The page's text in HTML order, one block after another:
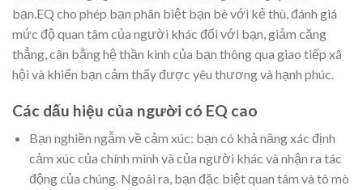
bạn.EQ cho phép bạn phân biệt bạn bè với kẻ thù, đánh giá
mức độ quan tâm của người khác đối với bạn, giảm căng
thẳng, cân bằng hệ thần kinh của bạn thông qua giao tiếp xã
hội và khiến bạn cảm thấy được yêu thương và hạnh phúc.
Các dấu hiệu của người có EQ cao
Bạn nghiền ngẫm về cảm xúc: bạn có khả năng xác định
cảm xúc của chính mình và của người khác và nhận ra tác
động của chúng. Ngoài ra, bạn đặc biệt quan tâm và tò mò